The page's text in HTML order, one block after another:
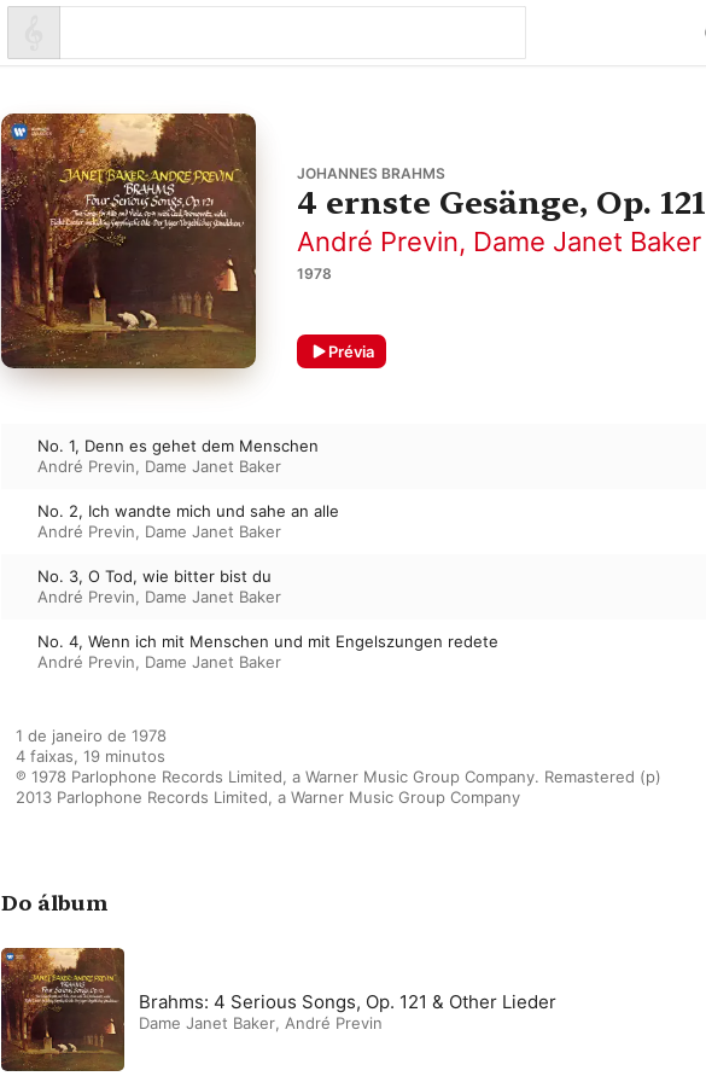
JOHANNES BRAHMS
4 ernste Gesänge, Op. 121
André Previn, Dame Janet Baker
1978
Prévia
No. 1, Denn es gehet dem Menschen
André Previn, Dame Janet Baker
No. 2, Ich wandte mich und sahe an alle
André Previn, Dame Janet Baker
No. 3, O Tod, wie bitter bist du
André Previn, Dame Janet Baker
No. 4, Wenn ich mit Menschen und mit Engelszungen redete
André Previn, Dame Janet Baker
1 de janeiro de 1978
4 faixas, 19 minutos
℗ 1978 Parlophone Records Limited, a Warner Music Group Company. Remastered (p)
2013 Parlophone Records Limited, a Warner Music Group Company
Do álbum
Brahms: 4 Serious Songs, Op. 121 & Other Lieder
Dame Janet Baker, André Previn